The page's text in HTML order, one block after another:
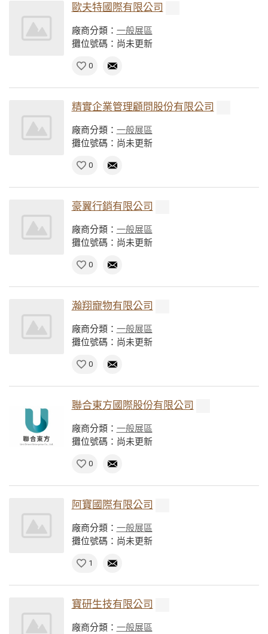
歐夫特國際有限公司
廠商分類： 一般展區
攤位號碼：尚未更新
0
精實企業管理顧問股份有限公司
廠商分類： 一般展區
攤位號碼：尚未更新
0
豪翼行銷有限公司
廠商分類： 一般展區
攤位號碼：尚未更新
0
瀚翔寵物有限公司
廠商分類： 一般展區
攤位號碼：尚未更新
0
聯合東方國際股份有限公司
廠商分類： 一般展區
攤位號碼：尚未更新
0
阿寶國際有限公司
廠商分類： 一般展區
攤位號碼：尚未更新
1
寶研生技有限公司
廠商分類： 一般展區